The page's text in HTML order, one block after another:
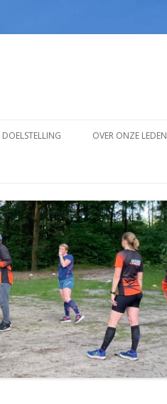
naar
DOELSTELLING OVER ONZE LEDEN